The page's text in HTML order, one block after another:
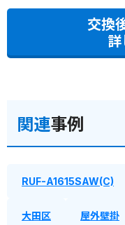
交換
関連事例
RUF-A1615SAW(C)
大田区 屋外壁掛